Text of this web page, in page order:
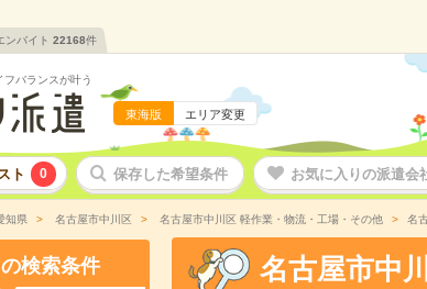
ンバイト 22168件
フバランスが叶う
東海版 エリア変更
ト 0 保存した希望条件 お気に入りの派遣会
知県 名古屋市中川区 名古屋市中川区 軽作業・物流・工場・その他 名
検索条件 名古屋市中